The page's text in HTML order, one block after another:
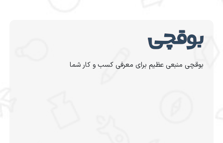
بوقچی منبعی عظیم برای معرفی کسب و کار شما